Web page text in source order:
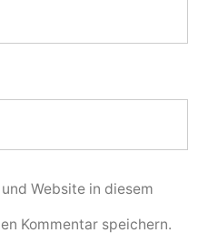
Website in diesem
Kommentar speichern.